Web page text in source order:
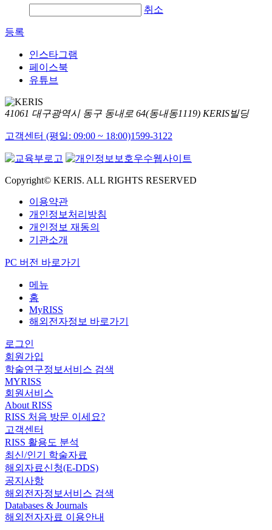
취소
등록
인스타그램
페이스북
유튜브
41061 대구광역시 동구 동내로 64(동내동1119) KERIS빌딩
고객센터 (평일: 09:00 ~ 18:00)1599-3122
Copyright© KERIS. ALL RIGHTS RESERVED
이용약관
개인정보처리방침
개인정보 재동의
기관소개
PC 버전 바로가기
메뉴
홈
MyRISS
해외전자정보 바로가기
로그인
회원가입
학술연구정보서비스 검색
MYRISS
회원서비스
About RISS
RISS 처음 방문 이세요?
고객센터
RISS 활용도 분석
최신/인기 학술자료
해외자료신청(E-DDS)
공지사항
해외전자정보서비스 검색
Databases & Journals
해외전자자료 이용안내